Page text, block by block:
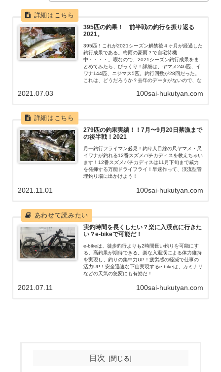
395匹の釣果！ 前半戦の釣行を振り返る
2021。
395匹！これが2021シーズン解禁後４ヶ月が経過した
釣行成果である。梅雨の豪雨？で自宅待機
中・・・・。暇なので、2021シーズン釣行成果をま
とめてみたら、びっくり！詳細は、ヤマメ246匹、イ
ワナ144匹、ニジマス5匹。釣行回数が28回だった。
これは、どうだろうか？去年のデータがないので、な
100sai-hukutyan.com
2021.07.03
279匹の釣果実績！！7月〜9月20日禁漁まで
の後半戦！2021
月一釣行フライマン必見！釣り人目線の尺ヤマメ・尺
イワナが釣れる12番スズメバチカディスを教えちゃい
ます！12番スズメバチカディスは11月下旬まで威力
を発揮する万能ドライフライ！早速作って、渓流型管
理釣り場に出かけよう！
100sai-hukutyan.com
2021.11.01
実釣時間を長くしたい？楽に入渓点に行きた
い？e-bikeで可能だ！
e-bikeは、徒歩釣行よりも2時間長い釣りを可能にす
る。高釣果が期待できる。楽な入退渓による体力維持
を実現し、釣りの集中力UP！疲労感の軽減で仕事の
活力UP！安全迅速な下山実現するe-bikeは、カミナリ
などの天気の急変にも有効だ！
100sai-hukutyan.com
2021.07.11
目次